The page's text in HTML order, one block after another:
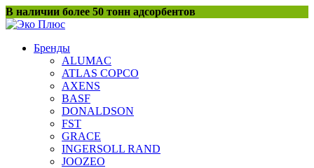
Перейти
к
В наличии более 50 тонн адсорбентов
Бренды
ALUMAC
ATLAS COPCO
AXENS
BASF
DONALDSON
FST
GRACE
INGERSOLL RAND
JOOZEO